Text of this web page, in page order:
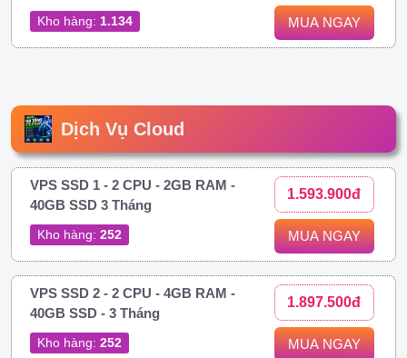
Kho hàng: 1.134 MUA NGAY
Dịch Vụ Cloud
VPS SSD 1 - 2 CPU - 2GB RAM -
40GB SSD 3 Tháng
Kho hàng: 252
1.593.900đ
MUA NGAY
VPS SSD 2 - 2 CPU - 4GB RAM -
40GB SSD - 3 Tháng
Kho hàng: 252
1.897.500đ
MUA NGAY